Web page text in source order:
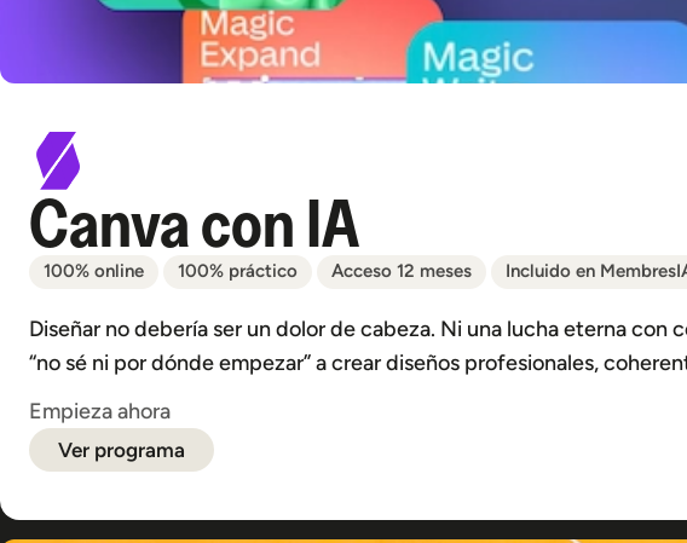
Canva con IA
100% online 100% práctico Acceso 12 meses Incluido en
Diseñar no debería ser un dolor de cabeza. Ni una lucha eterna con
“no sé ni por dónde empezar” a crear diseños profesionales,
Empieza ahora
Ver programa